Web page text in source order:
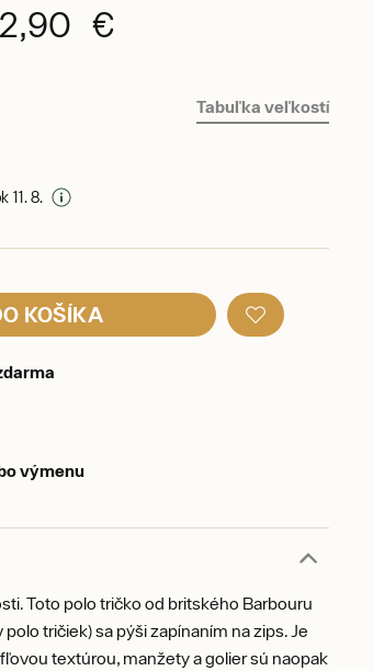
€
Tabuľka veľkostí
11. 8.
KOŠÍKA
výmenu
Toto polo tričko od britského Barbouru
tričiek) sa pýši zapínaním na zips. Je
textúrou, manžety a golier sú naopak